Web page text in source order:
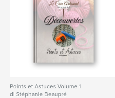
Points et Astuces Volume 1
di Stéphanie Beaupré